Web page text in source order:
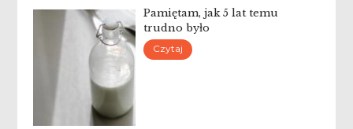
Pamiętam, jak 5 lat temu
trudno było
Czytaj